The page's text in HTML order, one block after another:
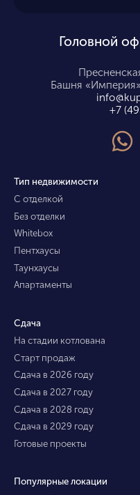
Головной
Башня
+7
Тип недвижимости
С отделкой
Без отделки
Whitebox
Пентхаусы
Таунхаусы
Апартаменты
Сдача
На стадии котлована
Старт продаж
Сдача в 2026 году
Сдача в 2027 году
Сдача в 2028 году
Сдача в 2029 году
Готовые проекты
Популярные локации